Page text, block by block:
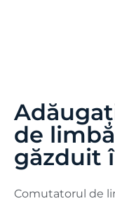
de
găzduit
Comutatorul de